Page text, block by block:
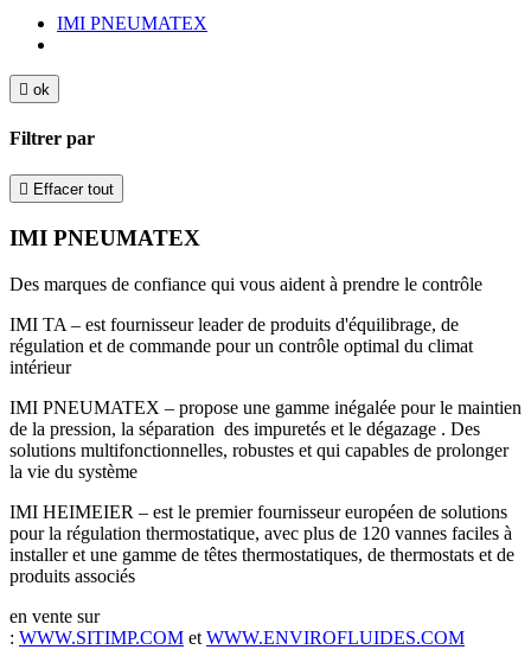
IMI PNEUMATEX
 ok
Filtrer par
 Effacer tout
IMI PNEUMATEX
Des marques de confiance qui vous aident à prendre le contrôle
IMI TA – est fournisseur leader de produits d'équilibrage, de
régulation et de commande pour un contrôle optimal du climat
intérieur
IMI PNEUMATEX – propose une gamme inégalée pour le maintien
de la pression, la séparation des impuretés et le dégazage . Des
solutions multifonctionnelles, robustes et qui capables de prolonger
la vie du système​
IMI HEIMEIER – est le premier fournisseur européen de solutions
pour la régulation thermostatique, avec plus de 120 vannes faciles à
installer et une gamme de têtes thermostatiques, de thermostats et de
produits associés
en vente sur
: WWW.SITIMP.COM et WWW.ENVIROFLUIDES.COM